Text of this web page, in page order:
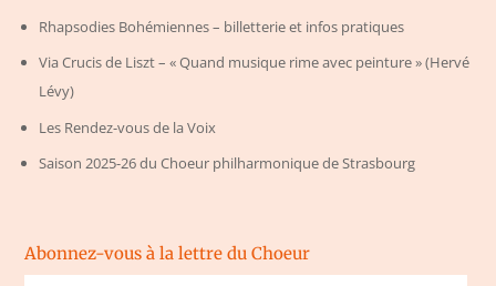
Rhapsodies Bohémiennes – billetterie et infos pratiques
Via Crucis de Liszt – « Quand musique rime avec peinture » (Hervé
Lévy)
Les Rendez-vous de la Voix
Saison 2025-26 du Choeur philharmonique de Strasbourg
Abonnez-vous à la lettre du Choeur